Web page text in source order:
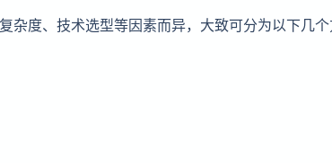
杂度、技术选型等因素而异，大致可分为以下几个